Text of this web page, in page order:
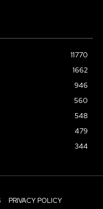
11770
1662
946
560
548
479
344
PRIVACY POLICY